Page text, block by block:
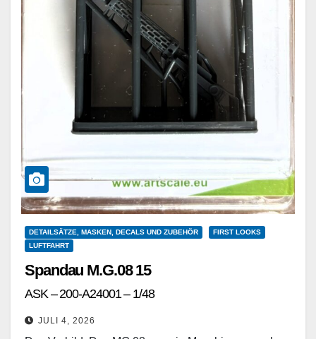
DETAILSÄTZE, MASKEN, DECALS UND ZUBEHÖR
FIRST LOOKS
LUFTFAHRT
Spandau M.G.08 15
ASK – 200-A24001 – 1/48
JULI 4, 2026